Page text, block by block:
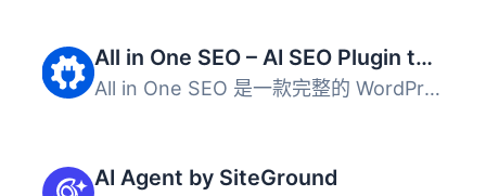
All in One SEO – AI SEO Plugin to Boost SEO Rankings & Traffic (Schema, Local SEO, Sitemap & SEO Insights)
All in One SEO 是一款完整的 WordPress SEO 外掛，結合 AI ...
AI Agent by SiteGround